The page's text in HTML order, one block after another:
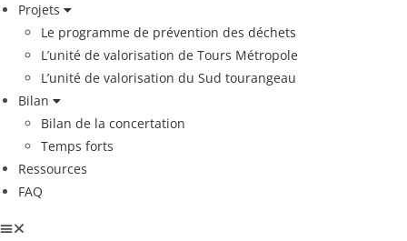
Projets
Le programme de prévention des déchets
L’unité de valorisation de Tours Métropole
L’unité de valorisation du Sud tourangeau
Bilan
Bilan de la concertation
Temps forts
Ressources
FAQ